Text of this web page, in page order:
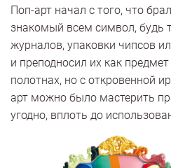
Поп-арт начал с того, что
знакомый всем символ, будь
журналов, упаковки чипсов
и преподносил их как
полотнах, но с откровенной
арт можно было мастерить
угодно, вплоть до